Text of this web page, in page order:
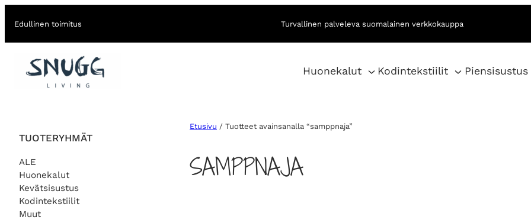
Edullinen toimitus Turvallinen palveleva suomalainen verkkokauppa
Huonekalut Kodintekstiilit Piensisustus
TUOTERYHMÄT
ALE
Huonekalut
Kevätsisustus
Kodintekstiilit
Muut
Etusivu / Tuotteet avainsanalla “samppnaja”
SAMPPNAJA